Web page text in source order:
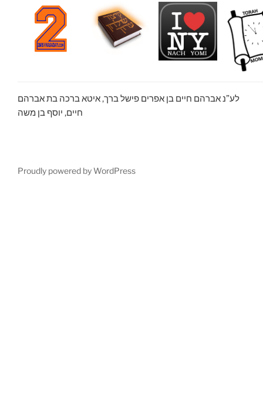
לע”נ אברהם חיים בן אפרים פישל ברך, איטא ברכה בת אברהם
חיים, יוסף בן משה
Proudly powered by WordPress